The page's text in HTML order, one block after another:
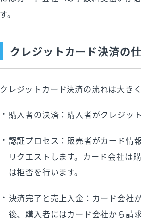
す。
クレジットカード決済の
クレジットカード決済の流れは大き
購入者の決済：購入者がクレジッ
認証プロセス：販売者がカード情
リクエストします。カード会社は
は拒否を行います。
決済完了と売上入金：カード会社
後、購入者にはカード会社から請